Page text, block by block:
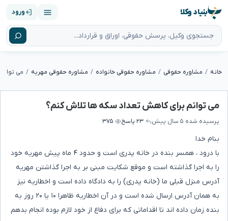
بنیاد وکلا ورود
خانه مشاوره حقوقی مشاوره حقوقی خانواده مشاوره حقوقی مهریه می
می توانم برای کاهش تعداد سکه ها تلاش کنم؟
پرسیده شده ۵ سال پیش ۲۳ پاسخ ۳۷۵
بنام خدا
با درود ، همسر بنده در خانه پدری است و حدود ۴ ماه پیش مهریه خود
را به اجرا گذاشته است و موقع شکایت مبنی بر به اجرا گذاشتن مهریه
آدرس منزل قبلی ما (خانه پدری) را به دادگاه داده است و اخطاریه نیز
به همان آدرس ارسال شده است و در آن اخطاریه ظاهرا ۱۰ یا ۲۰ روز به
بنده زمان داده اند تا اقداماتی که برای دفاع از خود لازم بوده انجام بدهم